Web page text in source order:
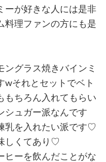
ーが好きな人には是非
料理ファンの方にも是
ングラス焼きバインミ
wそれとセットでベト
もちろん入れてもらい
シュガー派なんです
乳を入れたい派です♡
しくてあり♡
ヒーを飲んだことがな